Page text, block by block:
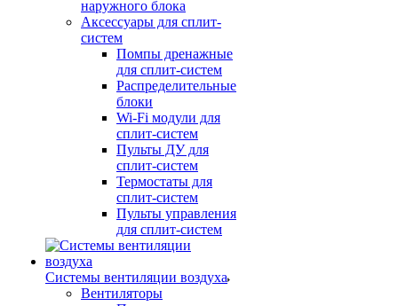
наружного блока
Аксессуары для сплит-
систем
Помпы дренажные
для сплит-систем
Распределительные
блоки
Wi-Fi модули для
сплит-систем
Пульты ДУ для
сплит-систем
Термостаты для
сплит-систем
Пульты управления
для сплит-систем
Системы вентиляции воздуха
Вентиляторы